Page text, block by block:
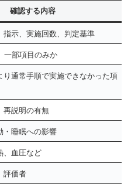
確認する内容
指示、実施回数、判定基準
一部項目のみか
り通常手順で実施できなかった項
再説明の有無
・睡眠への影響
、血圧など
評価者